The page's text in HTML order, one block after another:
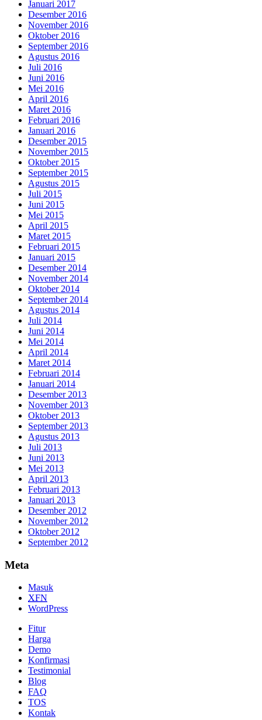
Januari 2017
Desember 2016
November 2016
Oktober 2016
September 2016
Agustus 2016
Juli 2016
Juni 2016
Mei 2016
April 2016
Maret 2016
Februari 2016
Januari 2016
Desember 2015
November 2015
Oktober 2015
September 2015
Agustus 2015
Juli 2015
Juni 2015
Mei 2015
April 2015
Maret 2015
Februari 2015
Januari 2015
Desember 2014
November 2014
Oktober 2014
September 2014
Agustus 2014
Juli 2014
Juni 2014
Mei 2014
April 2014
Maret 2014
Februari 2014
Januari 2014
Desember 2013
November 2013
Oktober 2013
September 2013
Agustus 2013
Juli 2013
Juni 2013
Mei 2013
April 2013
Februari 2013
Januari 2013
Desember 2012
November 2012
Oktober 2012
September 2012
Meta
Masuk
XFN
WordPress
Fitur
Harga
Demo
Konfirmasi
Testimonial
Blog
FAQ
TOS
Kontak